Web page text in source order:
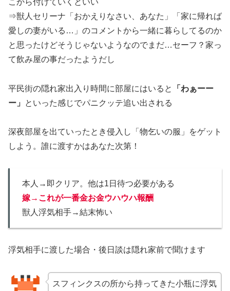
⇒獣人セリーナ「おかえりなさい、あなた」「家に帰れば
愛しの妻がいる…」のコメントから一緒に暮らしてるのか
と思ったけどそうじゃないようなのでまだ…セーフ？家っ
て飲み屋の事だったようだし
平民街の隠れ家出入り時間に部屋にはいると
「わぁーー
ー」
といった感じでパニクッテ追い出される
深夜部屋を出ていったとき侵入し「物乞いの服」をゲット
しよう。誰に渡すかはあなた次第！
本人→即クリア。他は1日待つ必要がある
嫁→これが一番金お金ウハウハ報酬
獣人浮気相手→結末怖い
浮気相手に渡した場合・後日談は隠れ家前で聞けます
スフィンクスの所から持ってきた小瓶に浮気